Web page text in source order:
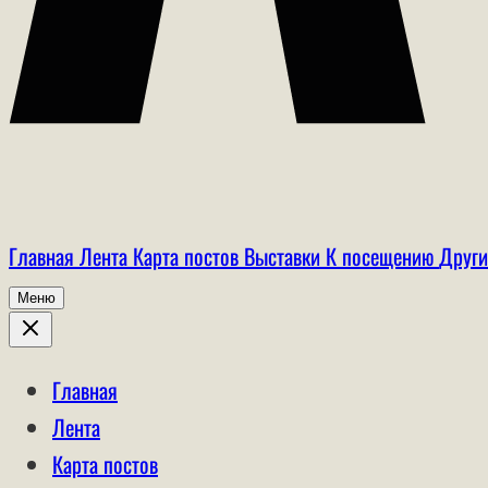
Главная Лента Карта постов Выставки К посещению
Меню
Главная
Лента
Карта постов